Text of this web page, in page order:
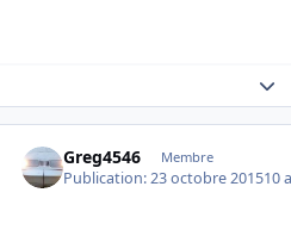
Greg4546 Membre
Publication:23 octobre 201510